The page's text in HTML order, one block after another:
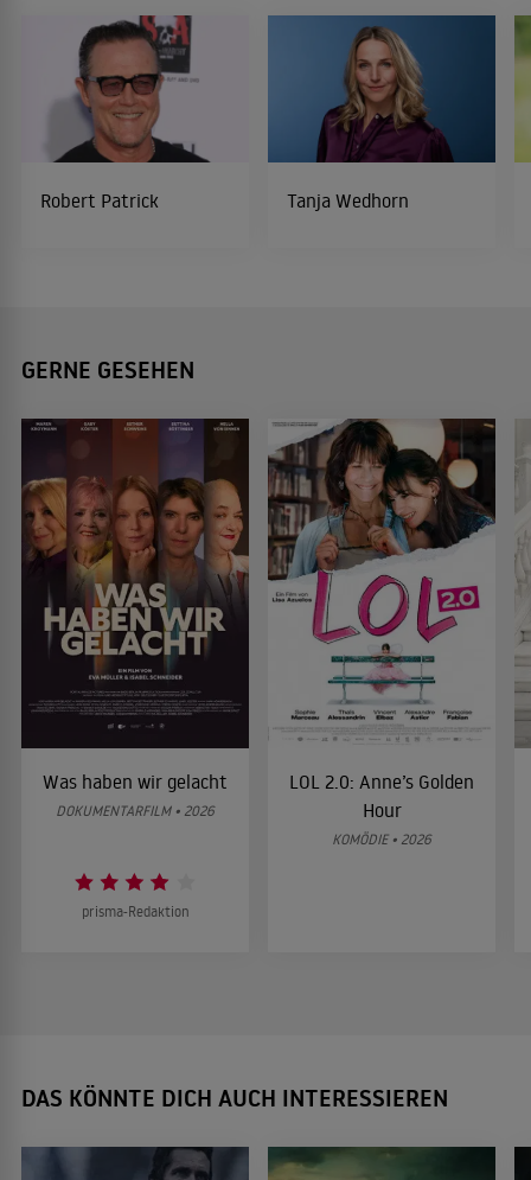
Robert Patrick Tanja Wedhorn
GERNE GESEHEN
Was haben wir gelacht
DOKUMENTARFILM • 2026
prisma-Redaktion
LOL 2.0: Anne’s Golden
Hour
KOMÖDIE • 2026
DAS KÖNNTE DICH AUCH INTERESSIEREN